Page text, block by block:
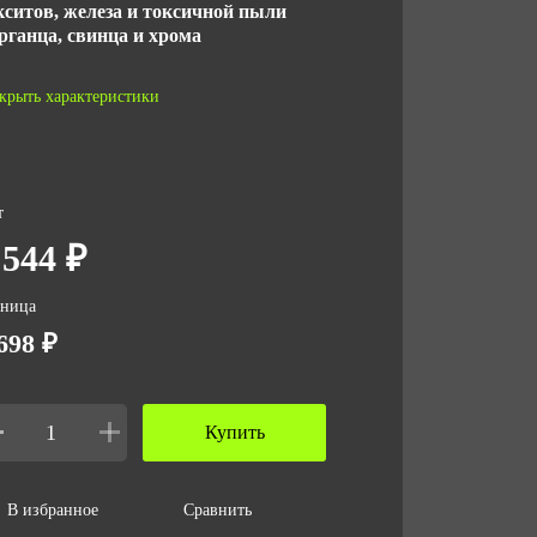
железа и токсичной пыли
свинца и хрома
019/2011
в упаковке
характеристики
₽
₽
Купить
В избранное Сравнить